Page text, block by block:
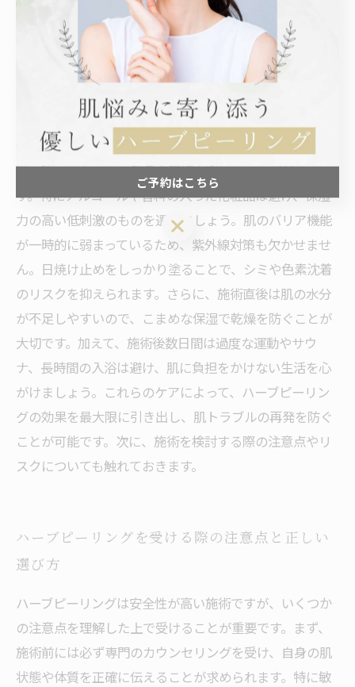
施術後の肌を守るための効果的なケア方法
ハーブピーリング施術後の肌は、角質が剥がれ新しい肌
細胞が活発に生成される過程にあります。この時期のケ
アが肌質改善の持続において非常に重要です。まず、刺
激の強いスキンケア製品や摩擦を避けることが基本で
す。特にアルコールや香料の入った化粧品は避け、保湿
力の高い低刺激のものを選びましょう。肌のバリア機能
が一時的に弱まっているため、紫外線対策も欠かせませ
ん。日焼け止めをしっかり塗ることで、シミや色素沈着
のリスクを抑えられます。さらに、施術直後は肌の水分
が不足しやすいので、こまめな保湿で乾燥を防ぐことが
大切です。加えて、施術後数日間は過度な運動やサウ
ナ、長時間の入浴は避け、肌に負担をかけない生活を心
がけましょう。これらのケアによって、ハーブピーリン
グの効果を最大限に引き出し、肌トラブルの再発を防ぐ
ことが可能です。次に、施術を検討する際の注意点やリ
スクについても触れておきます。
ハーブピーリングを受ける際の注意点と正しい
選び方
ハーブピーリングは安全性が高い施術ですが、いくつか
の注意点を理解した上で受けることが重要です。まず、
施術前には必ず専門のカウンセリングを受け、自身の肌
状態や体質を正確に伝えることが求められます。特に敏
ご予約はこちら
ご予約はこちら